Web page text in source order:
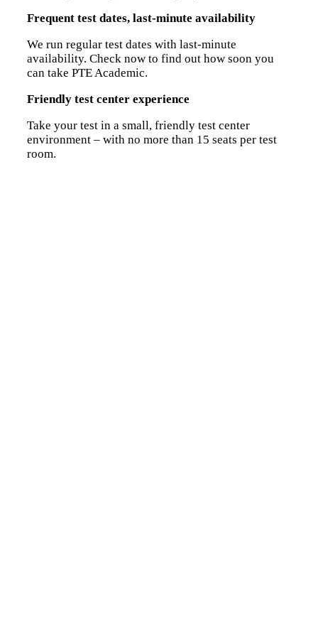
Frequent test dates, last-minute availability
We run regular test dates with last-minute
availability. Check now to find out how soon you
can take PTE Academic.
Friendly test center experience
Take your test in a small, friendly test center
environment – with no more than 15 seats per test
room.